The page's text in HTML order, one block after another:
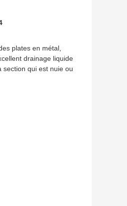
plates en métal,
drainage liquide
section qui est nuie ou